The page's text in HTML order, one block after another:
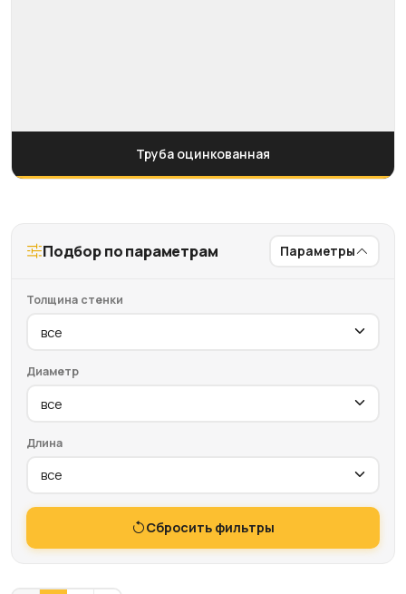
Труба оцинкованная
Подбор по параметрам Параметры
Толщина стенки
Диаметр
Длина
Сбросить фильтры